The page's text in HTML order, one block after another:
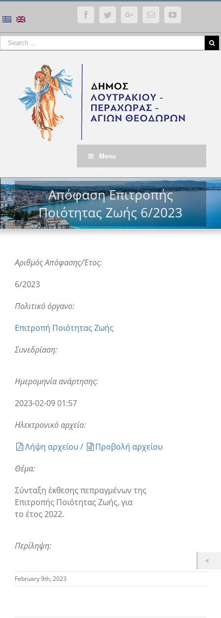
FacebookTwitterGoogle+Email YouTube
Menu
Απόφαση Επιτροπής
Ποιότητας Ζωής 6/2023
Αριθμός Απόφασης/Έτος:
6/2023
Πολιτικό όργανο:
Επιτροπή Ποιότητας Ζωής
Συνεδρίαση:
Ημερομηνία ανάρτησης:
2023-02-09 01:57
Ηλεκτρονικό αρχείο:
Λήψη αρχείου /
Προβολή αρχείου
Θέμα:
Σύνταξη έκθεσης πεπραγμένων της
Επιτροπής Ποιότητας Ζωής, για
το έτος 2022.
Περίληψη:
February 9th, 2023